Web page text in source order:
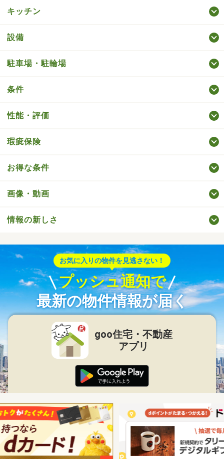
キッチン
設備
駐車場・駐輪場
条件
性能・評価
瑕疵保険
お得な条件
画像・動画
情報の新しさ
お気に入りの物件を見逃さない！
プッシュ通知で
最新の物件情報が届く
goo住宅・不動産
アプリ